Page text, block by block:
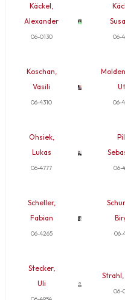
Käckel,
Alexander
06-0130 06-
Koschan,
Vasili
06-4310 06-
Ohsiek,
Lukas
06-4777 06-
Scheller,
Fabian
06-4265 06-
Stecker,
Uli
06-4954
06-